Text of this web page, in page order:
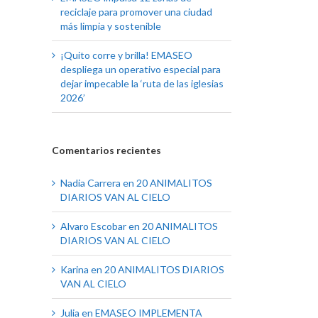
reciclaje para promover una ciudad
más limpia y sostenible
¡Quito corre y brilla! EMASEO
despliega un operativo especial para
dejar impecable la ‘ruta de las iglesias
2026’
Comentarios recientes
Nadia Carrera en 20 ANIMALITOS
DIARIOS VAN AL CIELO
Alvaro Escobaren 20 ANIMALITOS
DIARIOS VAN AL CIELO
Karina en 20 ANIMALITOS DIARIOS
VAN AL CIELO
Julia en EMASEO IMPLEMENTA